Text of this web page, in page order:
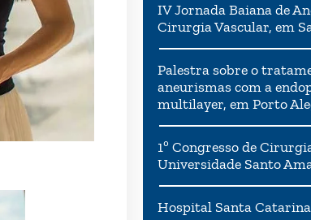
IV Jornada Baiana de
Cirurgia Vascular, em
Palestra sobre o
aneurismas com a
multilayer, em Porto
1º Congresso de
Universidade Santo
Hospital Santa